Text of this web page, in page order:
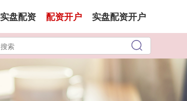
实盘配资 配资开户 实盘配资开户